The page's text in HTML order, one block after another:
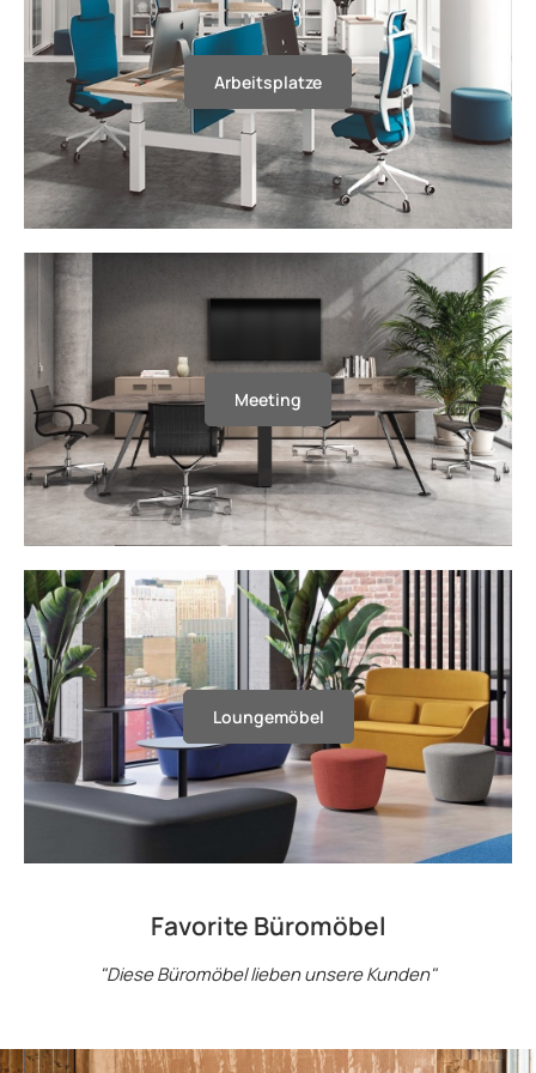
Arbeitsplatze
Meeting
Meeting
Loungemöbel
Loungemöbel
Favorite Büromöbel
"Diese Büromöbel lieben unsere Kunden"
MENSSULAjetzt entdecken